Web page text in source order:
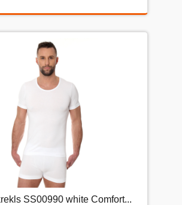
SS00990 white Comfort...